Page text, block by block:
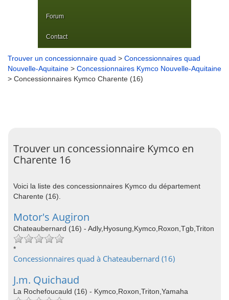
Forum
Contact
Trouver un concessionnaire quad > Concessionnaires quad
Nouvelle-Aquitaine > Concessionnaires Kymco Nouvelle-Aquitaine
> Concessionnaires Kymco Charente (16)
Trouver un concessionnaire Kymco en
Charente 16
Voici la liste des concessionnaires Kymco du département
Charente (16).
Motor's Augiron
Chateaubernard (16) - Adly,Hyosung,Kymco,Roxon,Tgb,Triton
*
Concessionnaires quad à Chateaubernard (16)
J.m. Quichaud
La Rochefoucauld (16) - Kymco,Roxon,Triton,Yamaha